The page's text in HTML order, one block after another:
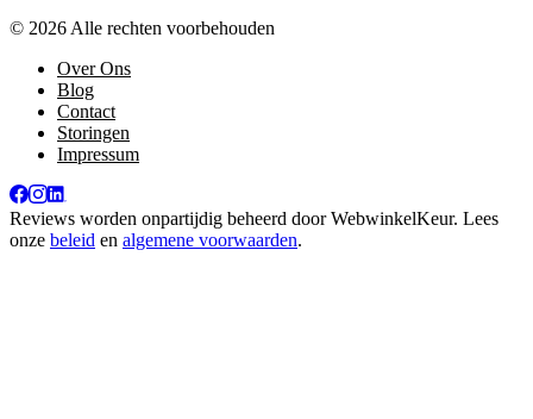
© 2026 Alle rechten voorbehouden
Over Ons
Blog
Contact
Storingen
Impressum
Reviews worden onpartijdig beheerd doorWebwinkelKeur. Lees
onze beleid en algemene voorwaarden.